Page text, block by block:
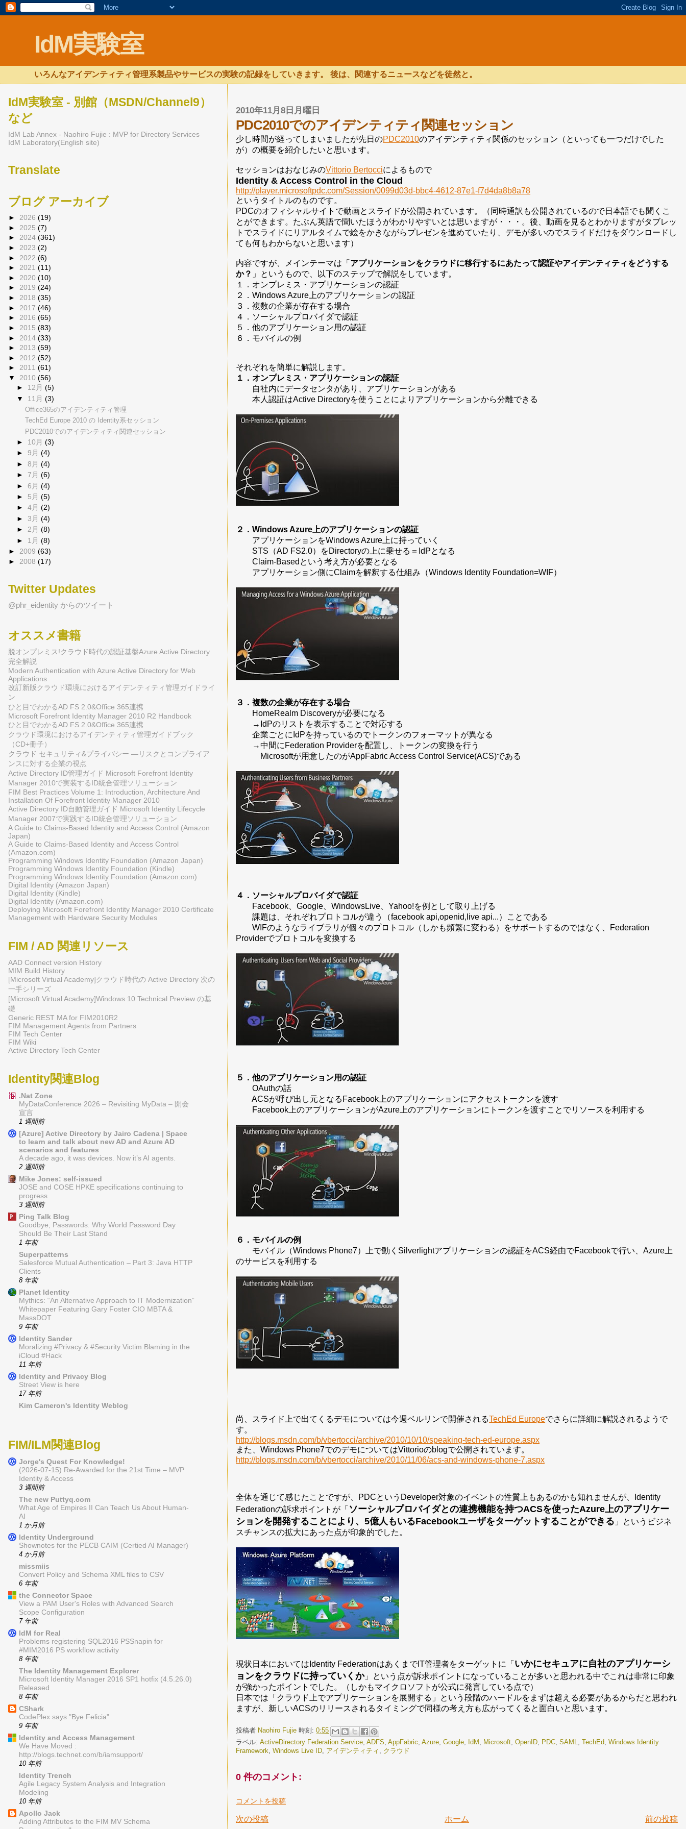
IdM実験室
いろんなアイデンティティ管理系製品やサービスの実験の記録をしていきます。 後は、関連するニュースなどを徒然と。
2010年11月8日月曜日
PDC2010でのアイデンティティ関連セッション
少し時間が経ってしまいましたが先日のPDC2010のアイデンティティ関係のセッション（といっても一つだけでした
が）の概要を紹介したいと思います。
セッションはおなじみのVittorio Bertocciによるもので
Identity & Access Control in the Cloud
http://player.microsoftpdc.com/Session/0099d03d-bbc4-4612-87e1-f7d4da8b8a78
というタイトルのものです。
PDCのオフィシャルサイトで動画とスライドが公開されています。（同時通訳も公開されているので日本語でも聞くこ
とができます。たぶん英語で聞いたほうがわかりやすいとは思いますが・・・。後、動画を見るとわかりますがタブレッ
トでスライドにリアルタイムで絵をかきながらプレゼンを進めていたり、デモが多いのでスライドだけをダウンロードし
ても何もわからないと思います）
内容ですが、メインテーマは「 アプリケーションをクラウドに移行するにあたって認証やアイデンティティをどうする
か？ 」というもので、以下のステップで解説をしています。
１．オンプレミス・アプリケーションの認証
２．Windows Azure上のアプリケーションの認証
３．複数の企業が存在する場合
４．ソーシャルプロバイダで認証
５．他のアプリケーション用の認証
６．モバイルの例
それぞれを簡単に解説します。
１．オンプレミス・アプリケーションの認証
自社内にデータセンタがあり、アプリケーションがある
本人認証はActive Directoryを使うことによりアプリケーションから分離できる
２．Windows Azure上のアプリケーションの認証
アプリケーションをWindows Azure上に持っていく
STS（AD FS2.0）をDirectoryの上に乗せる＝IdPとなる
Claim-Basedという考え方が必要となる
アプリケーション側にClaimを解釈する仕組み（Windows Identity Foundation=WIF）
３．複数の企業が存在する場合
HomeRealm Discoveryが必要になる
→IdPのリストを表示することで対応する
企業ごとにIdPを持っているのでトークンのフォーマットが異なる
→中間にFederation Providerを配置し、トークンの変換を行う
Microsoftが用意したのがAppFabric Access Control Service(ACS)である
４．ソーシャルプロバイダで認証
Facebook、Google、WindowsLive、Yahoo!を例として取り上げる
課題は、それぞれプロトコルが違う（facebook api,openid,live api...）ことである
WIFのようなライブラリが個々のプロトコル（しかも頻繁に変わる）をサポートするのではなく、Federation
Providerでプロトコルを変換する
５．他のアプリケーション用の認証
OAuthの話
ACSが呼び出し元となるFacebook上のアプリケーションにアクセストークンを渡す
Facebook上のアプリケーションがAzure上のアプリケーションにトークンを渡すことでリソースを利用する
６．モバイルの例
モバイル（Windows Phone7）上で動くSilverlightアプリケーションの認証をACS経由でFacebookで行い、Azure上
のサービスを利用する
尚、スライド上で出てくるデモについては今週ベルリンで開催されるTechEd Europeでさらに詳細に解説されるようで
す。
http://blogs.msdn.com/b/vbertocci/archive/2010/10/10/speaking-tech-ed-europe.aspx
また、Windows Phone7でのデモについてはVittorioのblogで公開されています。
http://blogs.msdn.com/b/vbertocci/archive/2010/11/06/acs-and-windows-phone-7.aspx
全体を通じて感じたことですが、PDCというDeveloper対象のイベントの性質上もあるのかも知れませんが、Identity
Federationの訴求ポイントが「 ソーシャルプロバイダとの連携機能を持つACSを使ったAzure上のアプリケー
ションを開発することにより、5億人もいるFacebookユーザをターゲットすることができる 」というビジネ
スチャンスの拡大にあった点が印象的でした。
現状日本においてはIdentity FederationはあくまでIT管理者をターゲットに「 いかにセキュアに自社のアプリケーシ
ョンをクラウドに持っていくか」という点が訴求ポイントになっていることが多いと思われる中でこれは非常に印象
が強かったポイントでした。（しかもマイクロソフトが公式に発言している点で）
日本では「クラウド上でアプリケーションを展開する」という段階のハードルをまずは超える必要があるからだと思われ
ますが、新しいACSのリリースされるタイミングで同様の考え方も広がってくると面白いと思います。
投稿者 Naohiro Fujie 時刻:0:55
ラベル:ActiveDirectory Federation Service,ADFS,AppFabric,Azure,Google, IdM , Microsoft,OpenID, PDC,SAML,TechEd,Windows Identity
Framework,Windows Live ID, アイデンティティ , クラウド
0 件のコメント:
コメントを投稿
次の投稿 前の投稿
ホーム
IdM実験室 - 別館（MSDN/Channel9）
など
IdM Lab Annex - Naohiro Fujie : MVP for Directory Services
IdM Laboratory(English site)
Translate
ブログ アーカイブ
► 2026 (19)
► 2025 (7)
► 2024 (361)
► 2023 (2)
► 2022 (6)
► 2021 (11)
► 2020 (10)
► 2019 (24)
► 2018 (35)
► 2017 (46)
► 2016 (65)
► 2015 (83)
► 2014 (33)
► 2013 (59)
► 2012 (52)
► 2011 (61)
▼ 2010 (56)
► 12月(5)
▼ 11月(3)
Office365のアイデンティティ管理
TechEd Europe 2010 の Identity系セッション
PDC2010でのアイデンティティ関連セッション
► 10月(3)
►9月(4)
►8月(4)
►7月(6)
►6月(4)
► 5月(5)
►4月(2)
► 3月(4)
►2月(8)
► 1月(8)
► 2009 (63)
► 2008 (17)
Twitter Updates
@phr_eidentity からのツイート
オススメ書籍
脱オンプレミス!クラウド時代の認証基盤Azure Active Directory
完全解説
Modern Authentication with Azure Active Directory for Web
Applications
改訂新版クラウド環境におけるアイデンティティ管理ガイドライ
ン
ひと目でわかるAD FS 2.0&Office 365連携
Microsoft Forefront Identity Manager 2010 R2 Handbook
ひと目でわかるAD FS 2.0&Office 365連携
クラウド環境におけるアイデンティティ管理ガイドブック
（CD+冊子）
クラウド セキュリティ&プライバシー ―リスクとコンプライア
ンスに対する企業の視点
Active Directory ID管理ガイド Microsoft Forefront Identity
Manager 2010で実装するID統合管理ソリューション
FIM Best Practices Volume 1: Introduction, Architecture And
Installation Of Forefront Identity Manager 2010
Active Directory ID自動管理ガイド Microsoft Identity Lifecycle
Manager 2007で実践するID統合管理ソリューション
A Guide to Claims-Based Identity and Access Control (Amazon
Japan)
A Guide to Claims-Based Identity and Access Control
(Amazon.com)
Programming Windows Identity Foundation (Amazon Japan)
Programming Windows Identity Foundation (Kindle)
Programming Windows Identity Foundation (Amazon.com)
Digital Identity (Amazon Japan)
Digital Identity (Kindle)
Digital Identity (Amazon.com)
Deploying Microsoft Forefront Identity Manager 2010 Certificate
Management with Hardware Security Modules
FIM / AD 関連リソース
AAD Connect version History
MIM Build History
[Microsoft Virtual Academy]クラウド時代の Active Directory 次の
一手シリーズ
[Microsoft Virtual Academy]Windows 10 Technical Preview の基
礎
Generic REST MA for FIM2010R2
FIM Management Agents from Partners
FIM Tech Center
FIM Wiki
Active Directory Tech Center
Identity関連Blog
.Nat Zone
MyDataConference 2026 – Revisiting MyData – 開会
宣言
1 週間前
[Azure] Active Directory by Jairo Cadena | Space
to learn and talk about new AD and Azure AD
scenarios and features
A decade ago, it was devices. Now it’s AI agents.
2 週間前
Mike Jones: self-issued
JOSE and COSE HPKE specifications continuing to
progress
3 週間前
Ping Talk Blog
Goodbye, Passwords: Why World Password Day
Should Be Their Last Stand
1 年前
Superpatterns
Salesforce Mutual Authentication – Part 3: Java HTTP
Clients
8 年前
Planet Identity
Mythics: “An Alternative Approach to IT Modernization”
Whitepaper Featuring Gary Foster CIO MBTA &
MassDOT
9 年前
Identity Sander
Moralizing #Privacy & #Security Victim Blaming in the
iCloud #Hack
11 年前
Identity and Privacy Blog
Street View is here
17 年前
Kim Cameron's Identity Weblog
FIM/ILM関連Blog
Jorge's Quest For Knowledge!
(2026-07-15) Re-Awarded for the 21st Time – MVP
Identity & Access
3 週間前
The new Puttyq.com
What Age of Empires II Can Teach Us About Human-
AI
1 か月前
Identity Underground
Shownotes for the PECB CAIM (Certied AI Manager)
4 か月前
missmiis
Convert Policy and Schema XML files to CSV
6 年前
the Connector Space
View a PAM User's Roles with Advanced Search
Scope Configuration
7 年前
IdM for Real
Problems registering SQL2016 PSSnapin for
#MIM2016 PS workflow activity
8 年前
The Identity Management Explorer
Microsoft Identity Manager 2016 SP1 hotfix (4.5.26.0)
Released
8 年前
CShark
CodePlex says "Bye Felicia"
9 年前
Identity and Access Management
We Have Moved :
http://blogs.technet.com/b/iamsupport/
10 年前
Identity Trench
Agile Legacy System Analysis and Integration
Modeling
10 年前
Apollo Jack
Adding Attributes to the FIM MV Schema